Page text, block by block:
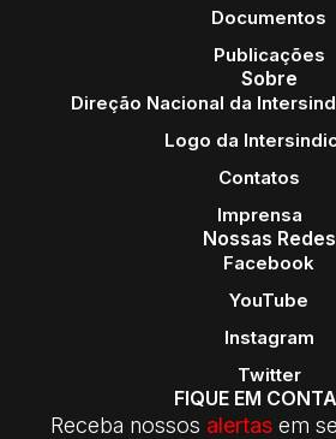
Documentos
Publicações
Sobre
Direção Nacional da
Logo da
Contatos
Imprensa
Nossas Redes
Facebook
YouTube
Instagram
Twitter
FIQUE EM
Receba nossos alertas em